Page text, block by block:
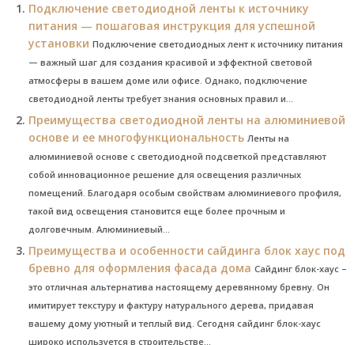
Подключение светодиодной ленты к источнику
питания — пошаговая инструкция для успешной
установки Подключение светодиодных лент к источнику питания
— важный шаг для создания красивой и эффектной световой
атмосферы в вашем доме или офисе. Однако, подключение
светодиодной ленты требует знания основных правил и...
Преимущества светодиодной ленты на алюминиевой
основе и ее многофункциональность Ленты на
алюминиевой основе с светодиодной подсветкой представляют
собой инновационное решение для освещения различных
помещений. Благодаря особым свойствам алюминиевого профиля,
такой вид освещения становится еще более прочным и
долговечным. Алюминиевый...
Преимущества и особенности сайдинга блок хаус под
бревно для оформления фасада дома Сайдинг блок-хаус –
это отличная альтернатива настоящему деревянному бревну. Он
имитирует текстуру и фактуру натурального дерева, придавая
вашему дому уютный и теплый вид. Сегодня сайдинг блок-хаус
широко используется в строительстве...